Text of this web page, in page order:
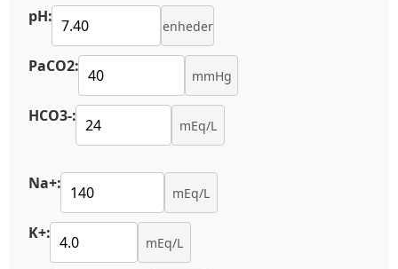
pH: enheder
PaCO2: mmHg
HCO3-: mEq/L
Na+: mEq/L
K+: mEq/L